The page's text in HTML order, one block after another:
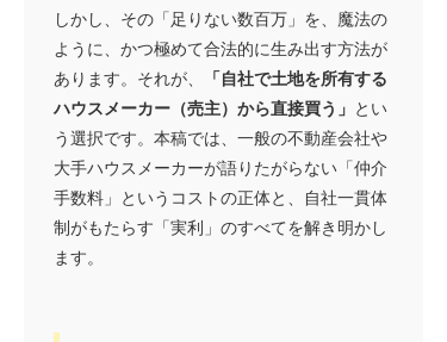
しかし、その「足りない数百万」を、魔法の
ように、かつ極めて合法的に生み出す方法が
あります。それが、
「自社で土地を所有する
ハウスメーカー（売主）から直接買う」 とい
う選択です。本稿では、一般の不動産会社や
大手ハウスメーカーが語りたがらない「仲介
手数料」というコストの正体と、自社一貫体
制がもたらす「実利」のすべてを解き明かし
ます。